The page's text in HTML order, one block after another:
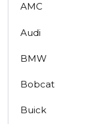
AMC
Audi
BMW
Bobcat
Buick